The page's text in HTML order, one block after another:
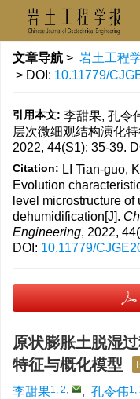
文章导航 > 岩土工程
> DOI: 10.11779/
引用本文: 李甜果, 孔令
层次微细观结构演化
2022, 44(S1): 35-39.
Citation: LI Tian-guo,
Evolution
level microstructure
dehumidification[J].
Engineering, 2022,
DOI: 10.11779/
原状膨胀土脱湿
特征与概化模型
李甜果1, 2, , 孔令伟1,